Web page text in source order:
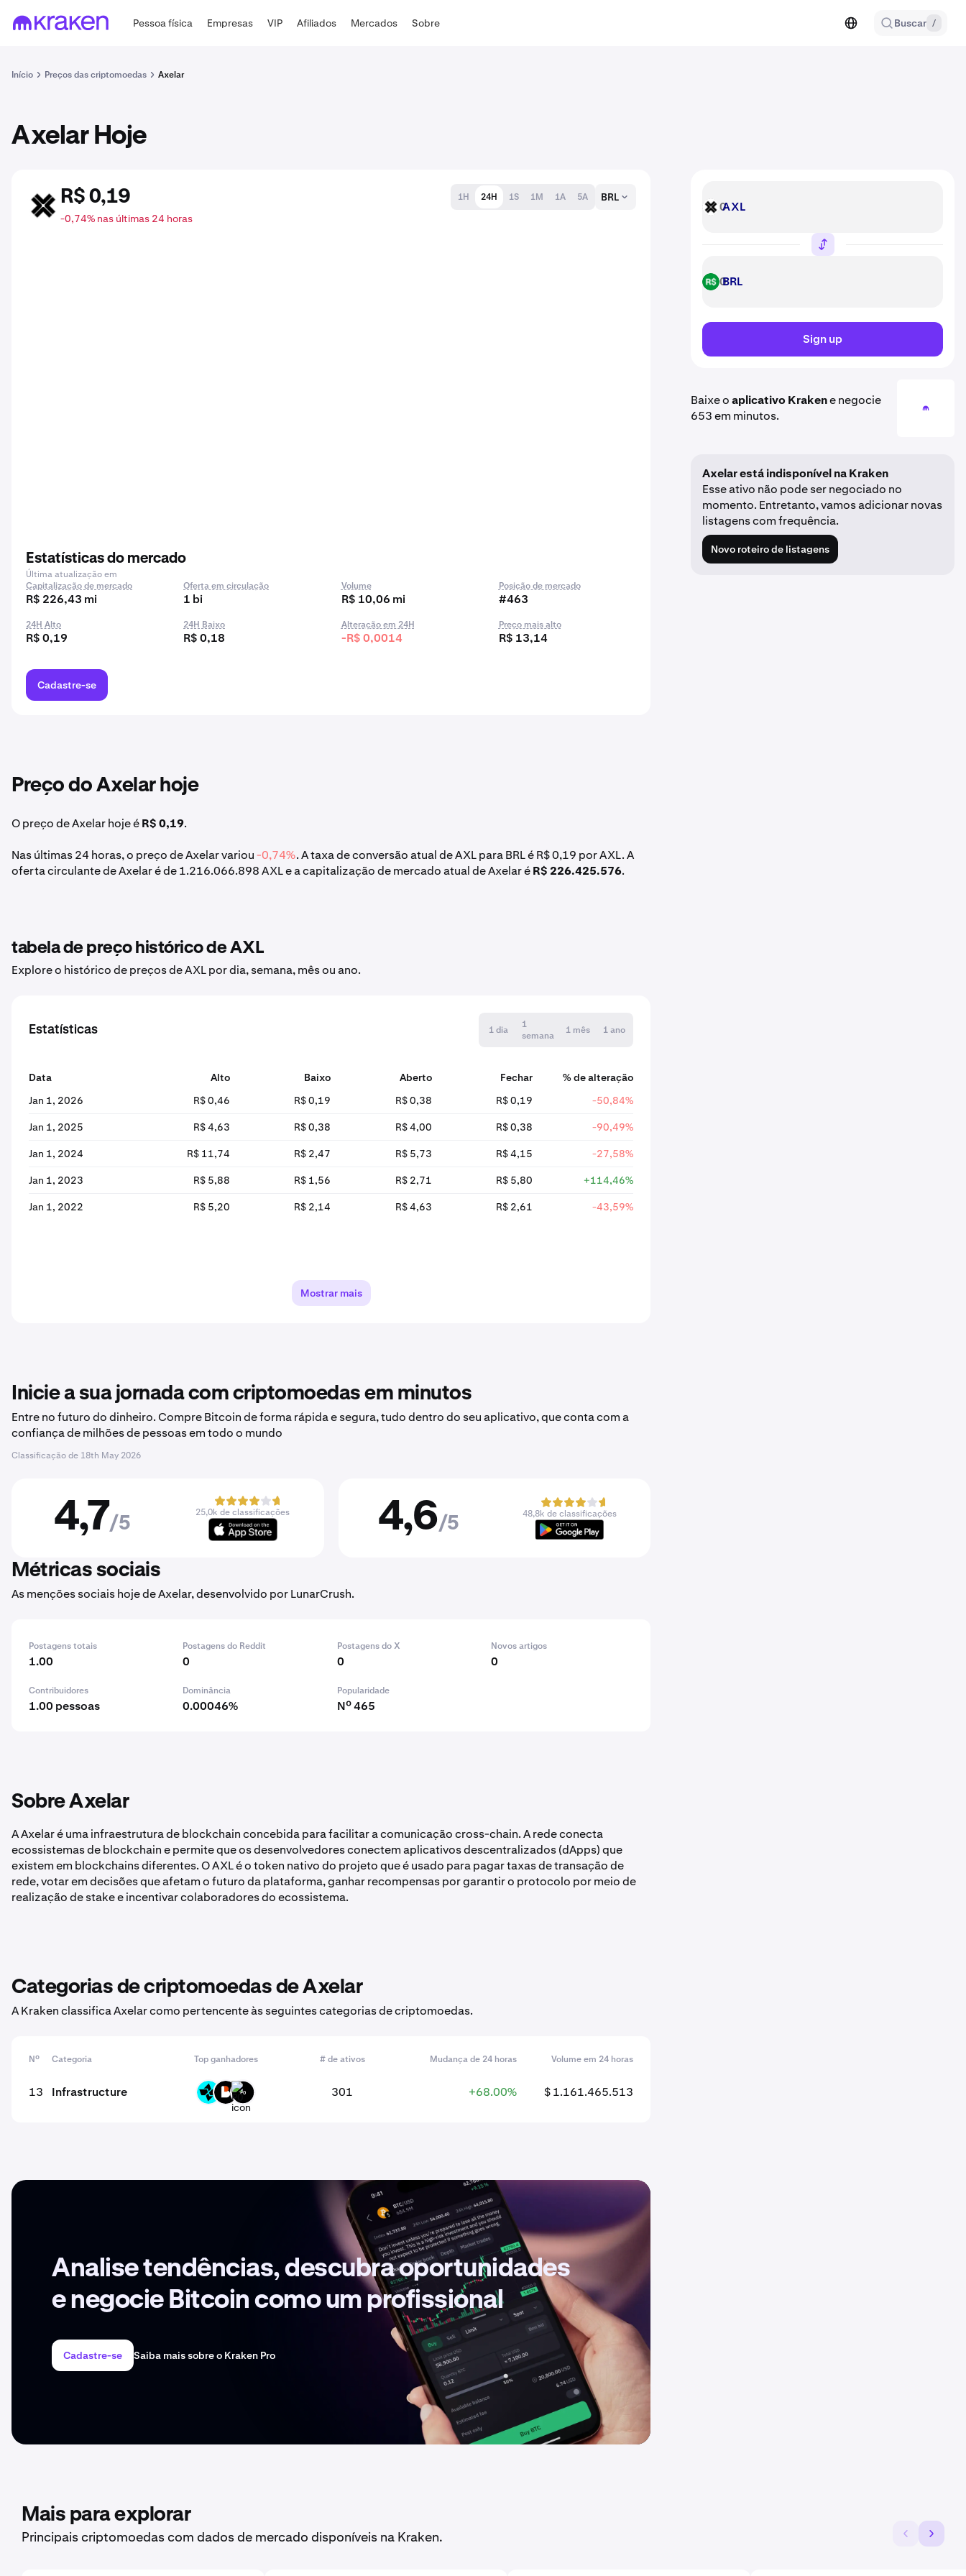
Pessoa física Empresas VIP Afiliados Mercados Sobre Buscar /
Início Preços das criptomoedas Axelar
Axelar Hoje
AXL R$ 0,19
-0,74% nas últimas 24 horas
1H 24H 1S 1M 1A 5A BRL
Estatísticas do mercado
Última atualização em
Capitalização de mercado
R$ 226,43 mi
Oferta em circulação
1 bi
Volume
R$ 10,06 mi
Posição de mercado
#463
24H Alto
R$ 0,19
24H Baixo
R$ 0,18
Alteração em 24H
-R$ 0,0014
Preço mais alto
R$ 13,14
Cadastre-se
Preço do Axelar hoje
O preço de Axelar hoje éR$ 0,19.
Nas últimas 24 horas, o preço de Axelar variou-0,74%. A taxa de conversão atual de AXL para BRL é R$ 0,19 por AXL. A
oferta circulante de Axelar é de 1.216.066.898 AXL e a capitalização de mercado atual de Axelar éR$ 226.425.576.
tabela de preço histórico de AXL
Explore o histórico de preços de AXL por dia, semana, mês ou ano.
Estatísticas 1 dia
1
semana
1 mês 1 ano
Data Alto Baixo Aberto Fechar
% de alteração
Jan 1, 2026
R$ 0,46 R$ 0,19 R$ 0,38 R$ 0,19 -50,84%
Jan 1, 2025 R$ 4,63 R$ 0,38 R$ 4,00 R$ 0,38 -90,49%
Jan 1, 2024 R$ 11,74 R$ 2,47 R$ 5,73 R$ 4,15 -27,58%
Jan 1, 2023 R$ 5,88 R$ 1,56 R$ 2,71 R$ 5,80 +114,46%
Jan 1, 2022 R$ 5,20 R$ 2,14 R$ 4,63 R$ 2,61 -43,59%
Mostrar mais
Inicie a sua jornada com criptomoedas em minutos
Entre no futuro do dinheiro. Compre Bitcoin de forma rápida e segura, tudo dentro do seu aplicativo, que conta com a
confiança de milhões de pessoas em todo o mundo
Classificação de 18th May 2026
4,7/5
25,0k de classificações 4,6/5
48,8k de classificações
Métricas sociais
As menções sociais hoje de Axelar, desenvolvido por LunarCrush.
Postagens totais
1.00
Postagens do Reddit
0
Postagens do X
0
Novos artigos
0
Contribuidores
1.00 pessoas
Dominância
0.00046%
Popularidade
Nº 465
Sobre Axelar
A Axelar é uma infraestrutura de blockchain concebida para facilitar a comunicação cross-chain. A rede conecta
ecossistemas de blockchain e permite que os desenvolvedores conectem aplicativos descentralizados (dApps) que
existem em blockchains diferentes. O AXL é o token nativo do projeto que é usado para pagar taxas de transação de
rede, votar em decisões que afetam o futuro da plataforma, ganhar recompensas por garantir o protocolo por meio de
realização de stake e incentivar colaboradores do ecossistema.
Categorias de criptomoedas de Axelar
A Kraken classifica Axelar como pertencente às seguintes categorias de criptomoedas.
Nº Categoria Top ganhadores # de ativos Mudança de 24 horas Volume em 24 horas
13 Infrastructure CTSI BICO P0 301 +68.00% $ 1.161.465.513
Analise tendências, descubra oportunidades
e negocie Bitcoin como um profissional
Cadastre-se Saiba mais sobre o Kraken Pro
AXL AXL
BRL BRL
Sign up
Baixe oaplicativo Krakene negocie
653 em minutos.
Axelar está indisponível na Kraken
Esse ativo não pode ser negociado no
momento. Entretanto, vamos adicionar novas
listagens com frequência.
Novo roteiro de listagens
Mais para explorar
Principais criptomoedas com dados de mercado disponíveis na Kraken.